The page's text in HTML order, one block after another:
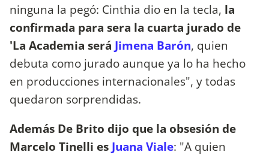
ninguna la pegó: Cinthia dio en la tecla, la
confirmada para sera la cuarta jurado de
'La Academia será Jimena Barón, quien
debuta como jurado aunque ya lo ha hecho
en producciones internacionales", y todas
quedaron sorprendidas.
Además De Brito dijo que la obsesión de
Marcelo Tinelli es Juana Viale: "A quien